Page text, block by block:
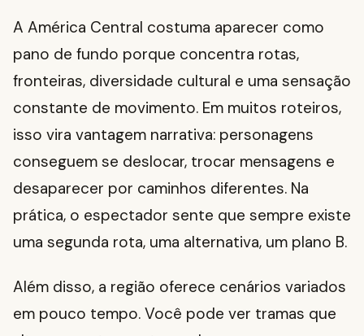
A América Central costuma aparecer como
pano de fundo porque concentra rotas,
fronteiras, diversidade cultural e uma sensação
constante de movimento. Em muitos roteiros,
isso vira vantagem narrativa: personagens
conseguem se deslocar, trocar mensagens e
desaparecer por caminhos diferentes. Na
prática, o espectador sente que sempre existe
uma segunda rota, uma alternativa, um plano B.
Além disso, a região oferece cenários variados
em pouco tempo. Você pode ver tramas que